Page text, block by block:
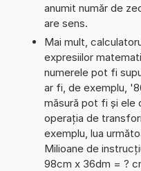
anumit număr de
are sens.
Mai mult,
expresiilor
numerele pot fi
ar fi, de exemplu,
măsură pot fi și ele
operația de
exemplu, lua
Milioane de
98cm x 36dm = ?